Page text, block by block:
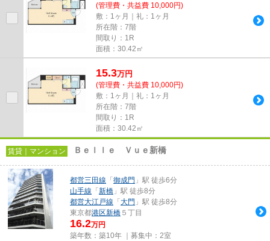
(管理費・共益費 10,000円)
敷：1ヶ月｜礼：1ヶ月
所在階：7階
間取り：1R
面積：30.42㎡
15.3万円
(管理費・共益費 10,000円)
敷：1ヶ月｜礼：1ヶ月
所在階：7階
間取り：1R
面積：30.42㎡
賃貸｜マンション Ｂｅｌｌｅ Ｖｕｅ新橋
都営三田線 「 御成門 」駅 徒歩6分
山手線 「 新橋 」駅 徒歩8分
都営大江戸線 「 大門 」駅 徒歩8分
東京都港区新橋 ５丁目
16.2万円
築年数：築10年 ｜募集中： 2室